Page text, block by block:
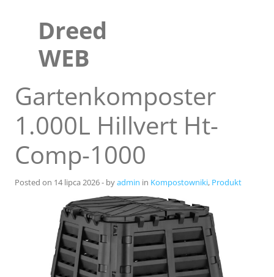
Dreed
WEB
Gartenkomposter
1.000L Hillvert Ht-
Comp-1000
Posted on 14 lipca 2026- byadmin in Kompostowniki, Produkt